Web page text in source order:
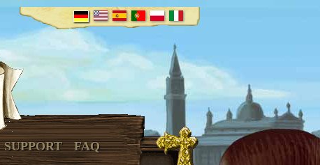
SUPPORT FAQ